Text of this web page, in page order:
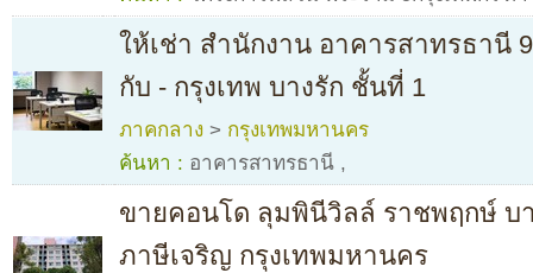
ให้เช่า สำนักงาน อาคารสาทรธานี
กับ - กรุงเทพ บางรัก ชั้นที่ 1
ภาคกลาง > กรุงเทพมหานคร
ค้นหา : อาคารสาทรธานี ,
ขายคอนโด ลุมพินีวิลล์ ราชพฤกษ์ บ
ภาษีเจริญ กรุงเทพมหานคร